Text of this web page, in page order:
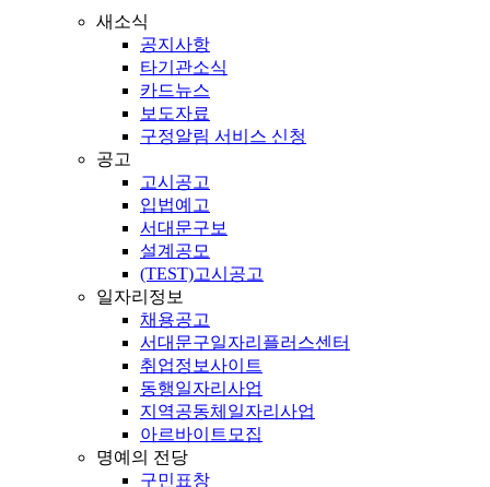
새소식
공지사항
타기관소식
카드뉴스
보도자료
구정알림 서비스 신청
공고
고시공고
입법예고
서대문구보
설계공모
(TEST)고시공고
일자리정보
채용공고
서대문구일자리플러스센터
취업정보사이트
동행일자리사업
지역공동체일자리사업
아르바이트모집
명예의 전당
구민표창